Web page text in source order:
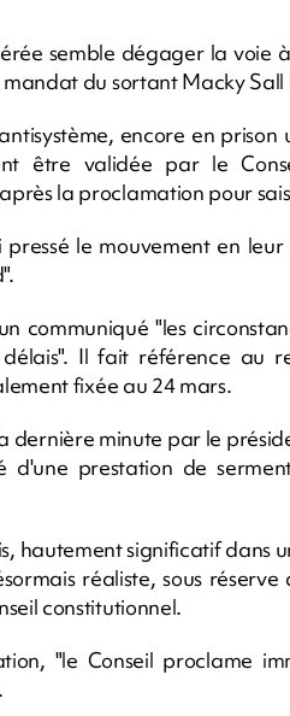
semble dégager la voie
du sortant Macky Sall
encore en
être validée par le
la proclamation pour
pressé le mouvement en
communiqué "les
délais". Il fait référence au
fixée au 24 mars.
dernière minute par le
d'une prestation de
hautement significatif dans
réaliste, sous
constitutionnel.
"le Conseil proclame